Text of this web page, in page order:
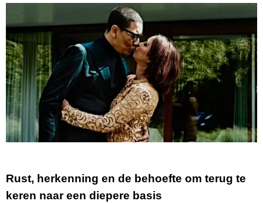
Rust, herkenning en de behoefte om terug te
keren naar een diepere basis